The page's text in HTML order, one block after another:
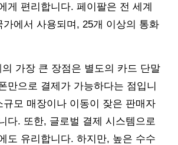
게 편리합니다. 페이팔은 전 세계
가에서 사용되며, 25개 이상의 통화
가장 큰 장점은 별도의 카드 단말
만으로 결제가 가능하다는 점입니
규모 매장이나 이동이 잦은 판매자
다. 또한, 글로벌 결제 시스템으로
도 유리합니다. 하지만, 높은 수수